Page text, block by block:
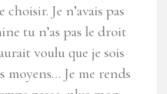
Je n’avais pas
tu n’as pas le droit
voulu que je sois
moyens… Je me rends